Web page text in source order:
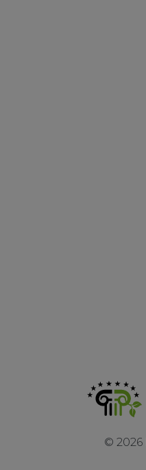
© 2026